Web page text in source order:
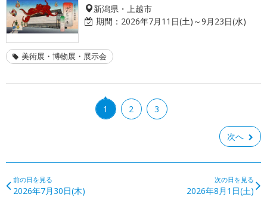
新潟県・上越市
期間： 2026年7月11日(土)～9月23日(水)
美術展・博物展・展示会
1 2 3
次へ
前の日を見る
2026年7月30日(木)
次の日を見る
2026年8月1日(土)